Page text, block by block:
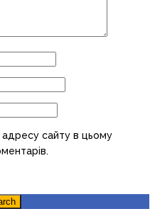
адресу сайту в цьому